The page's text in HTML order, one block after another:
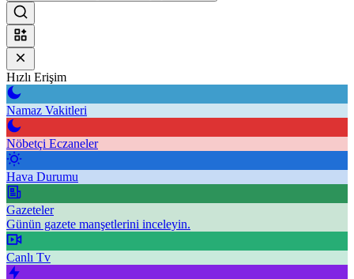
Hızlı Erişim
Namaz Vakitleri
Nöbetçi Eczaneler
Hava Durumu
Gazeteler
Günün gazete manşetlerini inceleyin.
Canlı Tv